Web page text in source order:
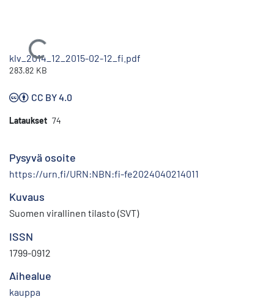
Ladataan...
klv_2014_12_2015-02-12_fi.pdf
283.82 KB
CC BY 4.0
Lataukset 74
Pysyvä osoite
https://urn.fi/URN:NBN:fi-fe2024040214011
Kuvaus
Suomen virallinen tilasto (SVT)
ISSN
1799-0912
Aihealue
kauppa